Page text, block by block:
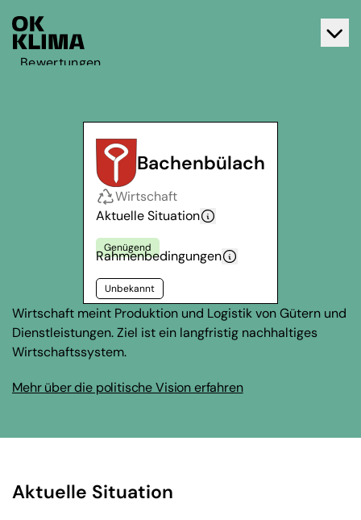
Bewertungen
Bachenbülach
Wirtschaft
Aktuelle Situation
Genügend
Rahmenbedingungen
Unbekannt
Wirtschaft meint Produktion und Logistik von Gütern und
Dienstleistungen. Ziel ist ein langfristig nachhaltiges
Wirtschaftssystem.
Mehr über die politische Vision erfahren
Aktuelle Situation